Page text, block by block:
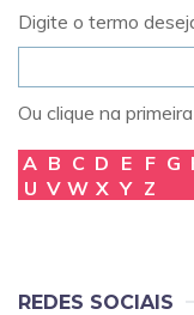
Digite o termo
Ou clique na
A B C D E F G
U V W X Y Z
REDES SOCIAIS